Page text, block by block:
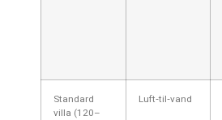
Standard
villa (120–
Luft‑til‑vand